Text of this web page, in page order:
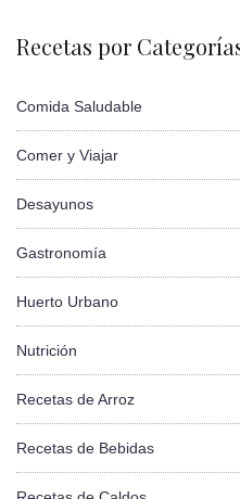
Recetas por
Comida Saludable
Comer y Viajar
Desayunos
Gastronomía
Huerto Urbano
Nutrición
Recetas de Arroz
Recetas de Bebidas